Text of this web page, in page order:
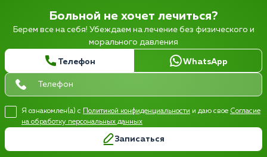
Больной не хочет лечиться?
Берем все на себя! Убеждаем на лечение без физического и
морального давления
Телефон WhatsApp
Я ознакомлен(а) с Политикой конфиденциальности и даю свое Согласие
на обработку персональных данных
Записаться